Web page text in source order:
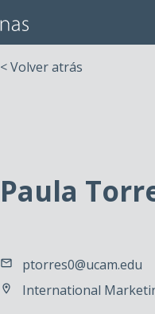
< Volver atrás
Paula
ptorres0@ucam.edu
International